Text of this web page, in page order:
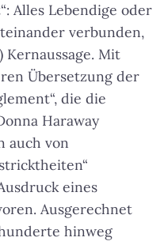
Alles Lebendige oder
verbunden,
Kernaussage. Mit
Übersetzung der
die die
Haraway
auch von
eines
Ausgerechnet
hinweg